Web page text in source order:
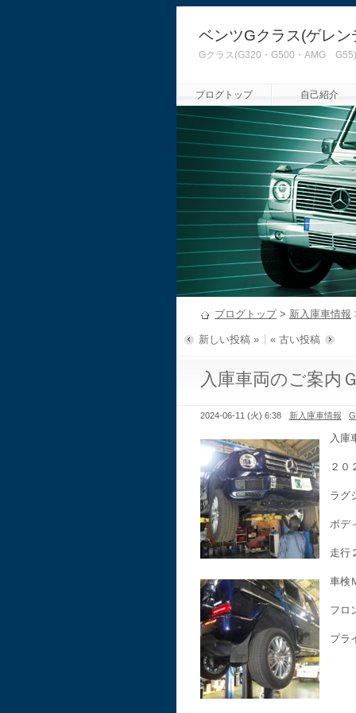
ベンツGクラス(ゲレ
Gクラス(G320・G500・AMG
ブログトップ 自己紹介
ブログトップ> 新入庫車情報
新しい投稿 » « 古い投稿
入庫車両のご案内
2024-06-11 (火) 6:38 新入庫車情報
入庫
２０
ラグ
ボデ
走行
車検
フロ
プラ